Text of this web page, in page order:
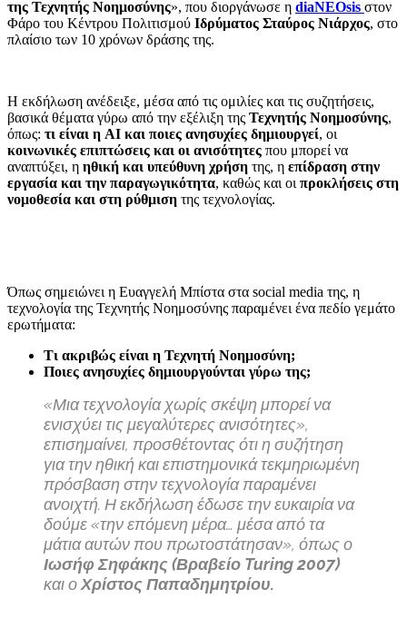
της Τεχνητής Νοημοσύνης», που διοργάνωσε η diaNEOsis στον
Φάρο του Κέντρου Πολιτισμού Ιδρύματος Σταύρος Νιάρχος, στο
πλαίσιο των 10 χρόνων δράσης της.
Η εκδήλωση ανέδειξε, μέσα από τις ομιλίες και τις συζητήσεις,
βασικά θέματα γύρω από την εξέλιξη της Τεχνητής Νοημοσύνης,
όπως: τι είναι η AI και ποιες ανησυχίες δημιουργεί, οι
κοινωνικές επιπτώσεις και οι ανισότητες που μπορεί να
αναπτύξει, η ηθική και υπεύθυνη χρήση της, η επίδραση στην
εργασία και την παραγωγικότητα, καθώς και οι προκλήσεις στη
νομοθεσία και στη ρύθμιση της τεχνολογίας.
Όπως σημειώνει η Ευαγγελή Μπίστα στα social media της, η
τεχνολογία της Τεχνητής Νοημοσύνης παραμένει ένα πεδίο γεμάτο
ερωτήματα:
Τι ακριβώς είναι η Τεχνητή Νοημοσύνη;
Ποιες ανησυχίες δημιουργούνται γύρω της;
«Μια τεχνολογία χωρίς σκέψη μπορεί να
ενισχύει τις μεγαλύτερες ανισότητες»,
επισημαίνει, προσθέτοντας ότι η συζήτηση
για την ηθική και επιστημονικά τεκμηριωμένη
πρόσβαση στην τεχνολογία παραμένει
ανοιχτή. Η εκδήλωση έδωσε την ευκαιρία να
δούμε «την επόμενη μέρα… μέσα από τα
μάτια αυτών που πρωτοστάτησαν», όπως ο
Ιωσήφ Σηφάκης (Βραβείο Turing 2007)
και οΧρίστος Παπαδημητρίου.